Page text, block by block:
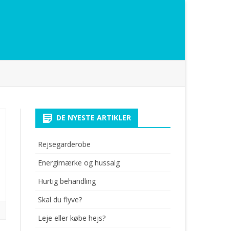
DE NYESTE ARTIKLER
Rejsegarderobe
Energimærke og hussalg
Hurtig behandling
Skal du flyve?
Leje eller købe hejs?